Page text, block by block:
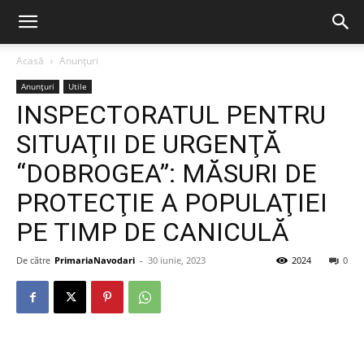
Acasă Anunțuri
Anunțuri Utile
INSPECTORATUL PENTRU
SITUAŢII DE URGENŢĂ
“DOBROGEA”: MĂSURI DE
PROTECŢIE A POPULAŢIEI
PE TIMP DE CANICULĂ
De către PrimariaNavodari - 30 iunie, 2023 0
2024